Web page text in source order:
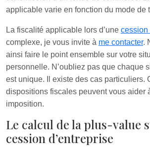
applicable varie en fonction du mode de
La fiscalité applicable lors d’une cession
complexe, je vous invite à me contacter.
ainsi faire le point ensemble sur votre
personnelle. N’oubliez pas que chaque
est unique. Il existe des cas particuliers.
dispositions fiscales peuvent vous aider
imposition.
Le calcul de la plus-value
cession d’entreprise